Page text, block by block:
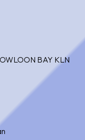
BAY KLN